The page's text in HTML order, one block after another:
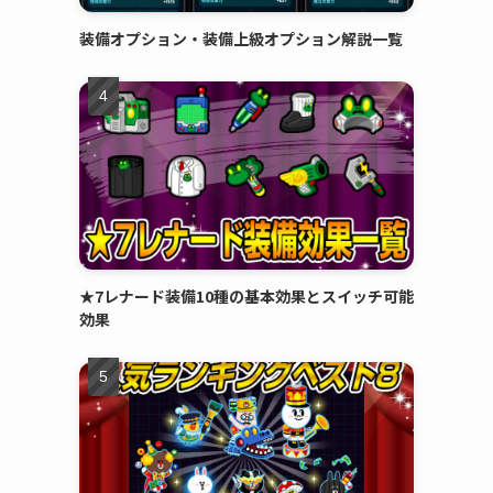
装備オプション・装備上級オプション解説一覧
★7レナード装備10種の基本効果とスイッチ可能
効果